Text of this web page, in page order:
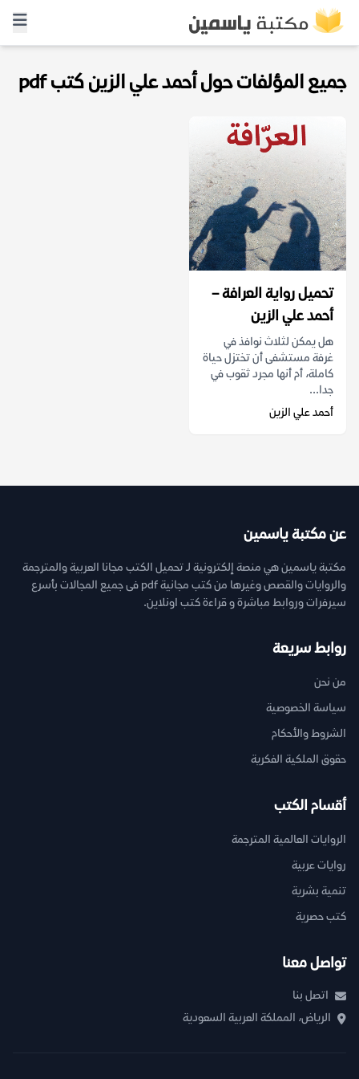
جميع المؤلفات حول أحمد علي الزين كتب pdf
تحميل رواية العرافة –
أحمد علي الزين
هل يمكن لثلاث نوافذ في
غرفة مستشفى أن تختزل حياة
كاملة، أم أنها مجرد ثقوب في
جدا...
أحمد علي الزين
عن مكتبة ياسمين
مكتبة ياسمين هي منصة إلكترونية لـ تحميل الكتب مجانا العربية والمترجمة
والروايات والقصص وغيرها من كتب مجانية pdf فى جميع المجالات بأسرع
سيرفرات وروابط مباشرة و قراءة كتب اونلاين.
روابط سريعة
من نحن
سياسة الخصوصية
الشروط والأحكام
حقوق الملكية الفكرية
أقسام الكتب
الروايات العالمية المترجمة
روايات عربية
تنمية بشرية
كتب حصرية
تواصل معنا
اتصل بنا
الرياض، المملكة العربية السعودية